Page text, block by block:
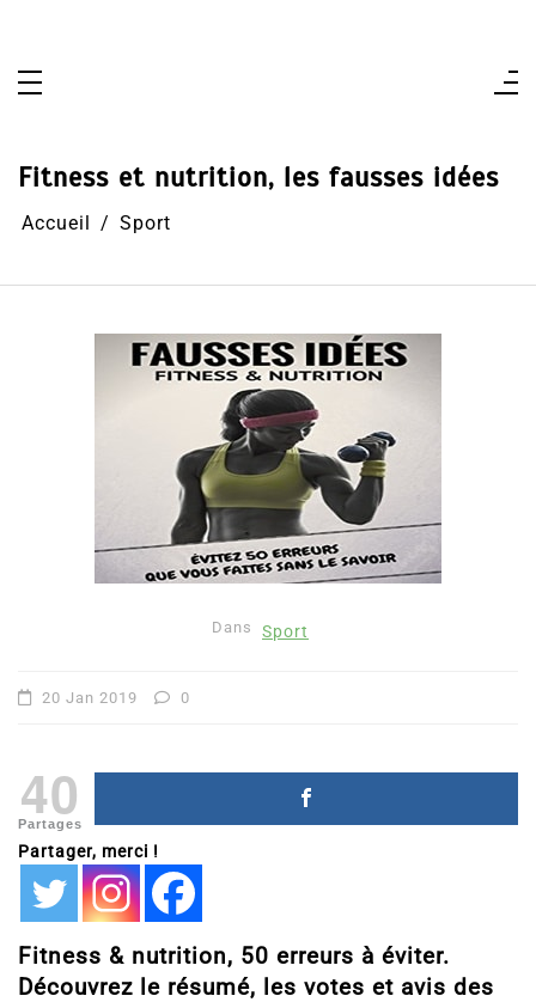
Fitness et nutrition, les fausses idées
Accueil Sport
Dans Sport
20 Jan 2019 0
40
Partages
Partager, merci !
Fitness & nutrition, 50 erreurs à éviter.
Découvrez le résumé, les votes et avis des